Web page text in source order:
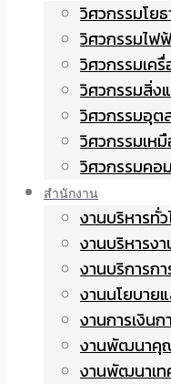
วิศวกรรมโยธ
วิศวกรรมไฟ
วิศวกรรมเค
วิศวกรรมสิ่ง
วิศวกรรมอุต
วิศวกรรมเห
วิศวกรรมคอ
สำนักงาน
งานบริหารทั่ว
งานบริหารง
งานบริการก
งานนโยบาย
งานการเงิน
งานพัฒนาคุ
งานพัฒนาเท